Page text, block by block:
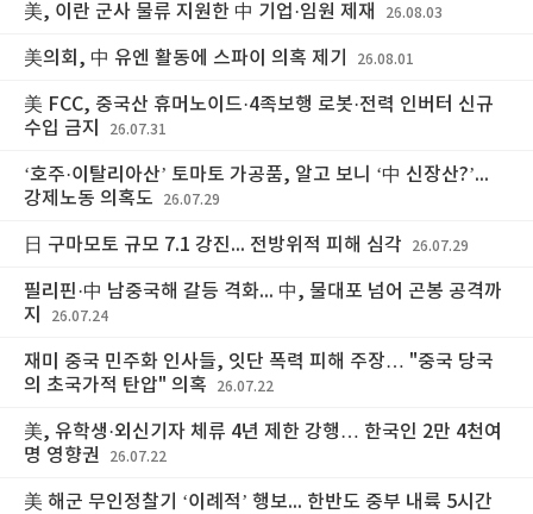
美, 이란 군사 물류 지원한 中 기업·임원 제재 26.08.03
美의회, 中 유엔 활동에 스파이 의혹 제기 26.08.01
美 FCC, 중국산 휴머노이드·4족보행 로봇·전력 인버터 신규
수입 금지
26.07.31
‘호주·이탈리아산’ 토마토 가공품, 알고 보니 ‘中 신장산?’...
강제노동 의혹도
26.07.29
日 구마모토 규모 7.1 강진... 전방위적 피해 심각 26.07.29
필리핀·中 남중국해 갈등 격화... 中, 물대포 넘어 곤봉 공격까
지
26.07.24
재미 중국 민주화 인사들, 잇단 폭력 피해 주장… "중국 당국
의 초국가적 탄압" 의혹
26.07.22
美, 유학생·외신기자 체류 4년 제한 강행… 한국인 2만 4천여
명 영향권
26.07.22
美 해군 무인정찰기 ‘이례적’ 행보... 한반도 중부 내륙 5시간